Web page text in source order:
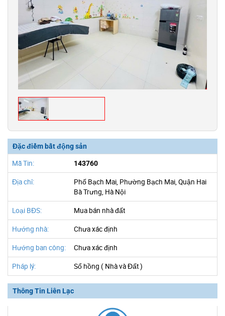
Đặc điểm bất động sản
Mã Tin: 143760
Địa chỉ:
Phố Bạch Mai, Phường Bạch Mai, Quận Hai
Bà Trưng, Hà Nội
Loại BĐS: Mua bán nhà đất
Hướng nhà: Chưa xác định
Hướng ban công: Chưa xác định
Pháp lý: Sổ hồng ( Nhà và Đất )
Thông Tin Liên Lạc